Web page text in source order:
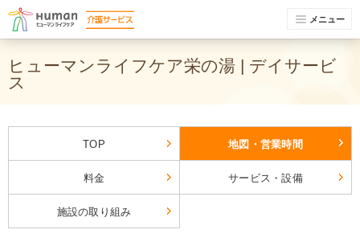
メニュー
ヒューマンライフケア栄の湯 | デイサービ
ス
TOP 地図・営業時間
料金 サービス・設備
施設の取り組み